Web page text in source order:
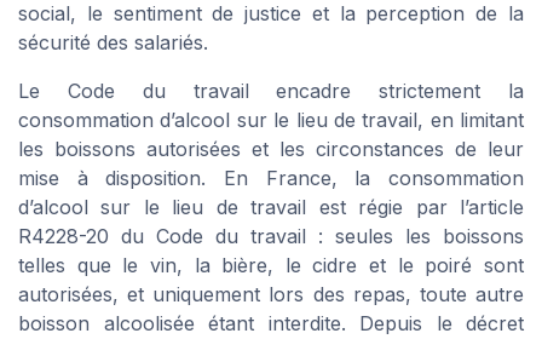
social, le sentiment de justice et la perception de la
sécurité des salariés.
Le Code du travail encadre strictement la
consommation d’alcool sur le lieu de travail, en limitant
les boissons autorisées et les circonstances de leur
mise à disposition. En France, la consommation
d’alcool sur le lieu de travail est régie par l’article
R4228-20 du Code du travail : seules les boissons
telles que le vin, la bière, le cidre et le poiré sont
autorisées, et uniquement lors des repas, toute autre
boisson alcoolisée étant interdite. Depuis le décret